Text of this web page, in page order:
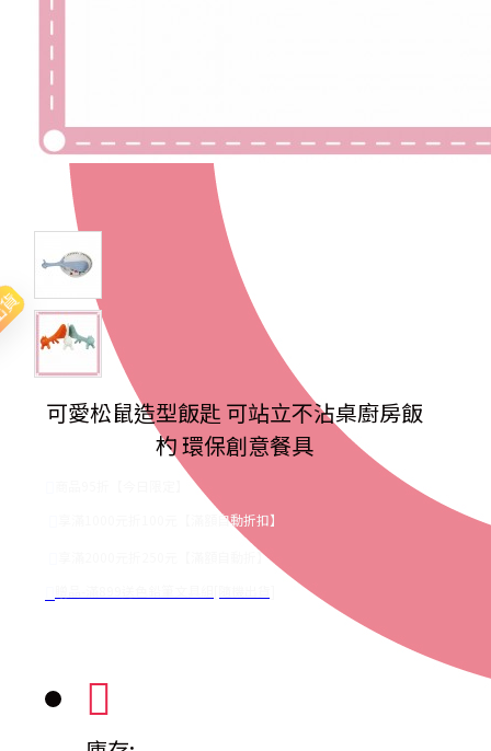
可愛松鼠造型飯匙 可站立不沾桌廚房飯
杓 環保創意餐具
享滿1000元折100元【滿額自動折扣】
享滿2000元折250元【滿額自動折】